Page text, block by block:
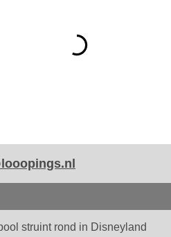
struint rond in Disneyland